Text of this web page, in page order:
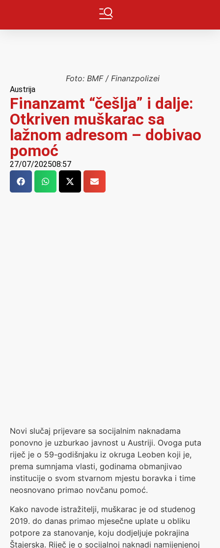
Foto: BMF / Finanzpolizei
Austrija
Finanzamt “češlja” i dalje:
Otkriven muškarac sa
lažnom adresom – dobivao
pomoć
27/07/202508:57
Novi slučaj prijevare sa socijalnim naknadama
ponovno je uzburkao javnost u Austriji. Ovoga puta
riječ je o 59-godišnjaku iz okruga Leoben koji je,
prema sumnjama vlasti, godinama obmanjivao
institucije o svom stvarnom mjestu boravka i time
neosnovano primao novčanu pomoć.
Kako navode istražitelji, muškarac je od studenog
2019. do danas primao mjesečne uplate u obliku
potpore za stanovanje, koju dodjeljuje pokrajina
Štajerska. Riječ je o socijalnoj naknadi namijenjenoj